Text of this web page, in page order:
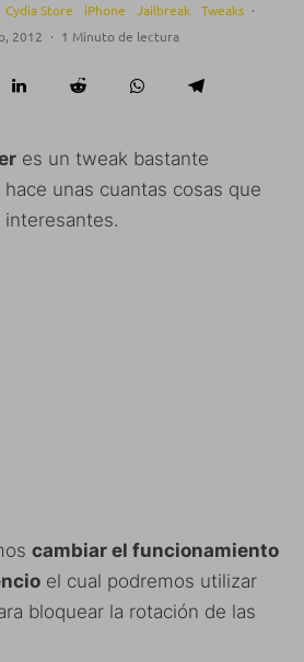
Cydia Store iPhone Jailbreak Tweaks ·
2012 · 1 Minuto de lectura
es un tweak bastante
unas cuantas cosas que
interesantes.
cambiar el funcionamiento
el cual podremos utilizar
bloquear la rotación de las